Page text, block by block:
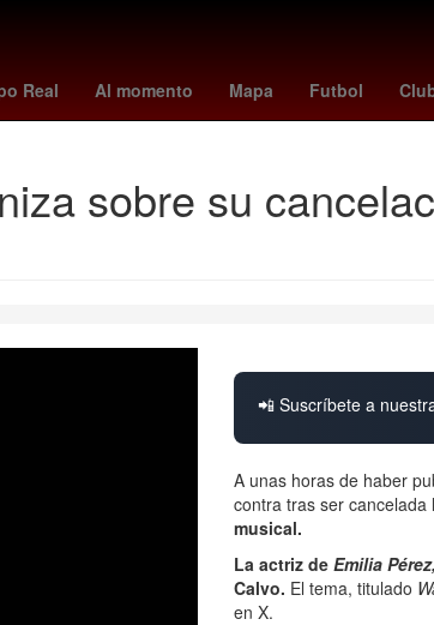
Real Al momento Mapa Futbol
Semana Santa america vs nashville Star
sobre su
📲 Suscríbete a
A unas horas de haber
contra tras ser cancelada
musical.
La actriz de Emilia Pérez,
Calvo. El tema, titulado
en X.